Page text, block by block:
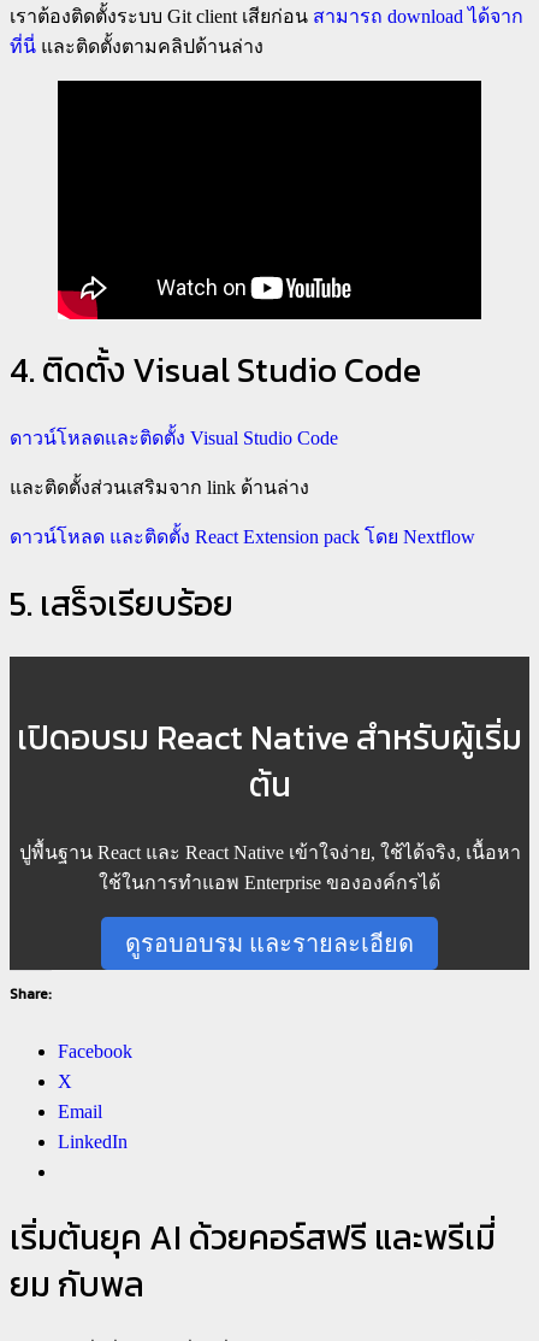
เราต้องติดตั้งระบบ Git client เสียก่อน สามารถ download ได้จาก
ที่นี่ และติดตั้งตามคลิปด้านล่าง
4. ติดตั้ง Visual Studio Code
ดาวน์โหลดและติดตั้ง Visual Studio Code
และติดตั้งส่วนเสริมจาก link ด้านล่าง
ดาวน์โหลด และติดตั้ง React Extension pack โดย Nextflow
5. เสร็จเรียบร้อย
เปิดอบรม React Native สำหรับผู้เริ่ม
ต้น
ปูพื้นฐาน React และ React Native เข้าใจง่าย, ใช้ได้จริง, เนื้อหา
ใช้ในการทำแอพ Enterprise ขององค์กรได้
ดูรอบอบรม และรายละเอียด
Share:
Facebook
X
Email
LinkedIn
เริ่มต้นยุค AI ด้วยคอร์สฟรี และพรีเมี่
ยม กับพล